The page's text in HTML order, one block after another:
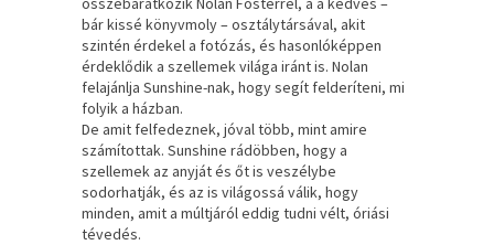
bár kissé könyvmoly – osztálytársával, akit
szintén érdekel a fotózás, és hasonlóképpen
érdeklődik a szellemek világa iránt is. Nolan
felajánlja Sunshine-nak, hogy segít felderíteni, mi
folyik a házban.
De amit felfedeznek, jóval több, mint amire
számítottak. Sunshine rádöbben, hogy a
szellemek az anyját és őt is veszélybe
sodorhatják, és az is világossá válik, hogy
minden, amit a múltjáról eddig tudni vélt, óriási
tévedés.